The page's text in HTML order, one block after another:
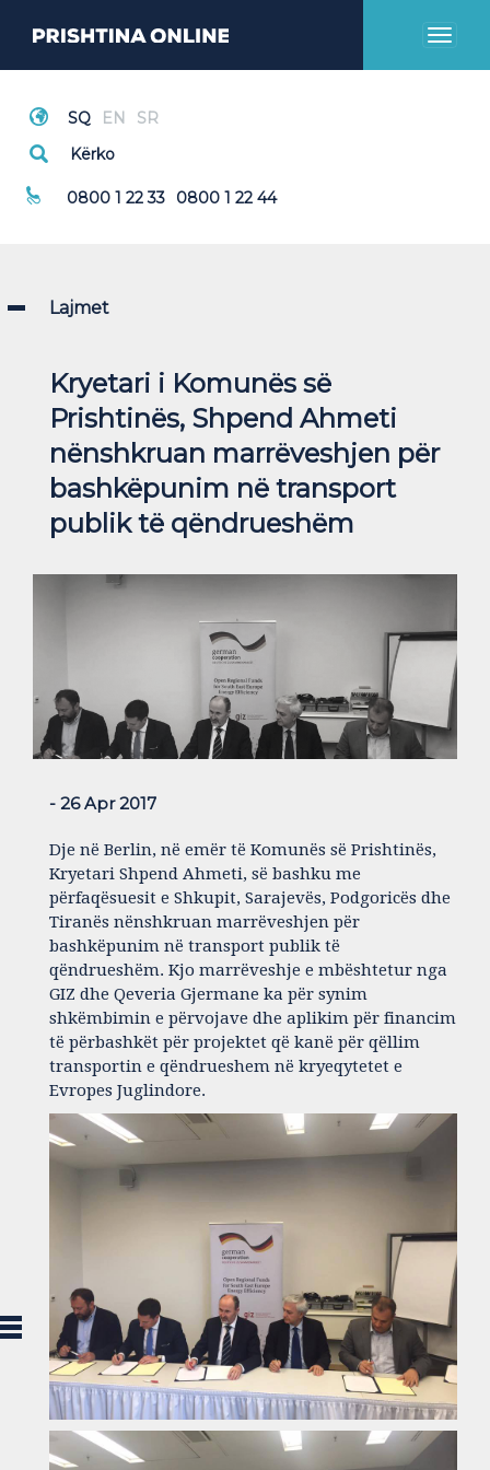
Toggle
Thirrje Emergjente
0800 1 22 33 0800 1 22 44
Lajmet
Kryetari i Komunës së
Prishtinës, Shpend Ahmeti
nënshkruan marrëveshjen për
bashkëpunim në transport
publik të qëndrueshëm
- 26 Apr 2017
Dje në Berlin, në emër të Komunës së Prishtinës,
Kryetari Shpend Ahmeti, së bashku me
përfaqësuesit e Shkupit, Sarajevës, Podgoricës dhe
Tiranës nënshkruan marrëveshjen për
bashkëpunim në transport publik të
qëndrueshëm. Kjo marrëveshje e mbështetur nga
GIZ dhe Qeveria Gjermane ka për synim
shkëmbimin e përvojave dhe aplikim për financim
të përbashkët për projektet që kanë për qëllim
transportin e qëndrueshem në kryeqytetet e
Evropes Juglindore.